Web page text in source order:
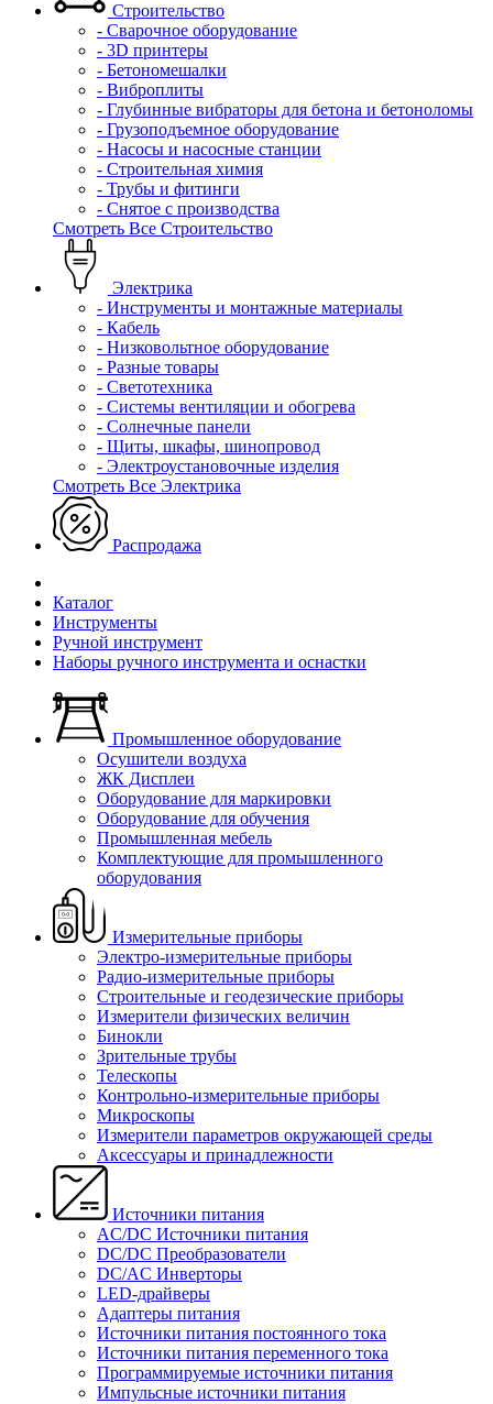
Строительство
- Сварочное оборудование
- 3D принтеры
- Бетономешалки
- Виброплиты
- Глубинные вибраторы для бетона и бетоноломы
- Грузоподъемное оборудование
- Насосы и насосные станции
- Строительная химия
- Трубы и фитинги
- Снятое с производства
Смотреть Все Строительство
Электрика
- Инструменты и монтажные материалы
- Кабель
- Низковольтное оборудование
- Разные товары
- Светотехника
- Системы вентиляции и обогрева
- Солнечные панели
- Щиты, шкафы, шинопровод
- Электроустановочные изделия
Смотреть Все Электрика
Распродажа
Каталог
Инструменты
Ручной инструмент
Наборы ручного инструмента и оснастки
Промышленное оборудование
Осушители воздуха
ЖК Дисплеи
Оборудование для маркировки
Оборудование для обучения
Промышленная мебель
Комплектующие для промышленного
оборудования
Измерительные приборы
Электро-измерительные приборы
Радио-измерительные приборы
Строительные и геодезические приборы
Измерители физических величин
Бинокли
Зрительные трубы
Телескопы
Контрольно-измерительные приборы
Микроскопы
Измерители параметров окружающей среды
Аксессуары и принадлежности
Источники питания
AC/DC Источники питания
DC/DC Преобразователи
DC/AC Инверторы
LED-драйверы
Адаптеры питания
Источники питания постоянного тока
Источники питания переменного тока
Программируемые источники питания
Импульсные источники питания